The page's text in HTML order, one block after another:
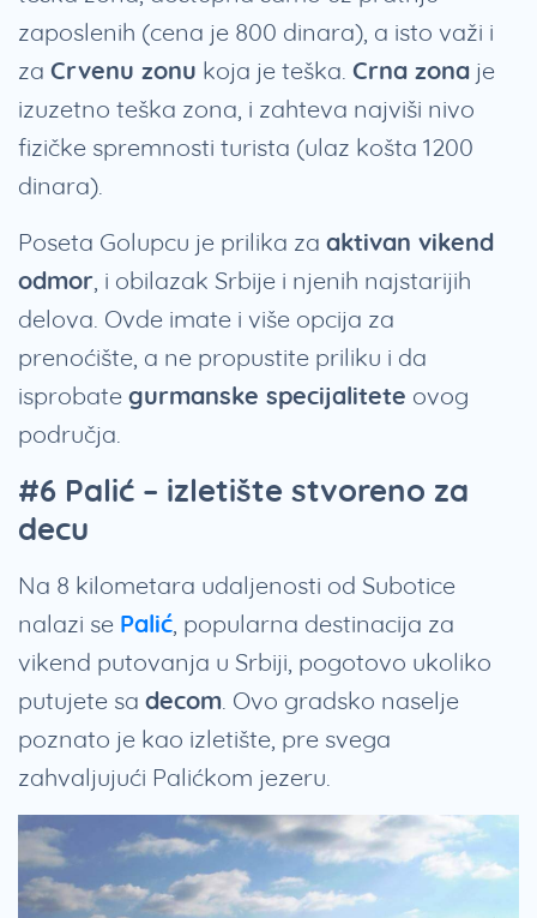
zaposlenih (cena je 800 dinara), a isto važi i
za Crvenu zonu koja je teška. Crna zona je
izuzetno teška zona, i zahteva najviši nivo
fizičke spremnosti turista (ulaz košta 1200
dinara).
Poseta Golupcu je prilika za aktivan vikend
odmor, i obilazak Srbije i njenih najstarijih
delova. Ovde imate i više opcija za
prenoćište, a ne propustite priliku i da
isprobate gurmanske specijalitete ovog
područja.
#6 Palić – izletište stvoreno za
decu
Na 8 kilometara udaljenosti od Subotice
nalazi se Palić, popularna destinacija za
vikend putovanja u Srbiji, pogotovo ukoliko
putujete sa decom. Ovo gradsko naselje
poznato je kao izletište, pre svega
zahvaljujući Palićkom jezeru.